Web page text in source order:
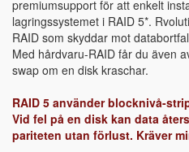
premiumsupport för att enkelt
lagringssystemet i RAID 5*.
RAID som skyddar mot
Med hårdvaru-RAID får du även
swap om en disk kraschar.
RAID 5 använder blocknivå-
Vid fel på en disk kan data
pariteten utan förlust. Kräver